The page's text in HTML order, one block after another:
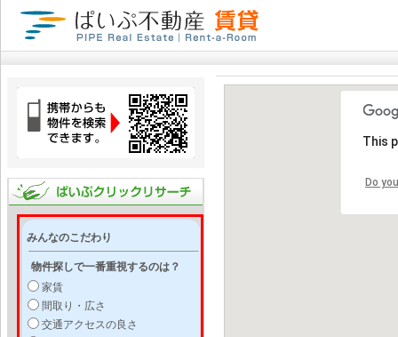
みんなのこだわり
物件探しで一番重視するのは？
家賃
間取り・広さ
交通アクセスの良さ
This
Do